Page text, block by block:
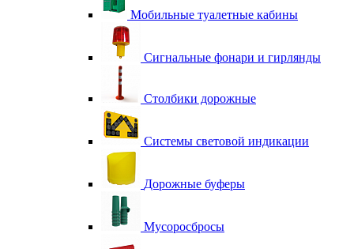
Мобильные туалетные кабины
Сигнальные фонари и гирлянды
Столбики дорожные
Системы световой индикации
Дорожные буферы
Мусоросбросы